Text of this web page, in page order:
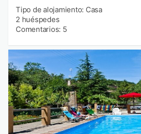
Tipo de alojamiento: Casa
2 huéspedes
Comentarios: 5